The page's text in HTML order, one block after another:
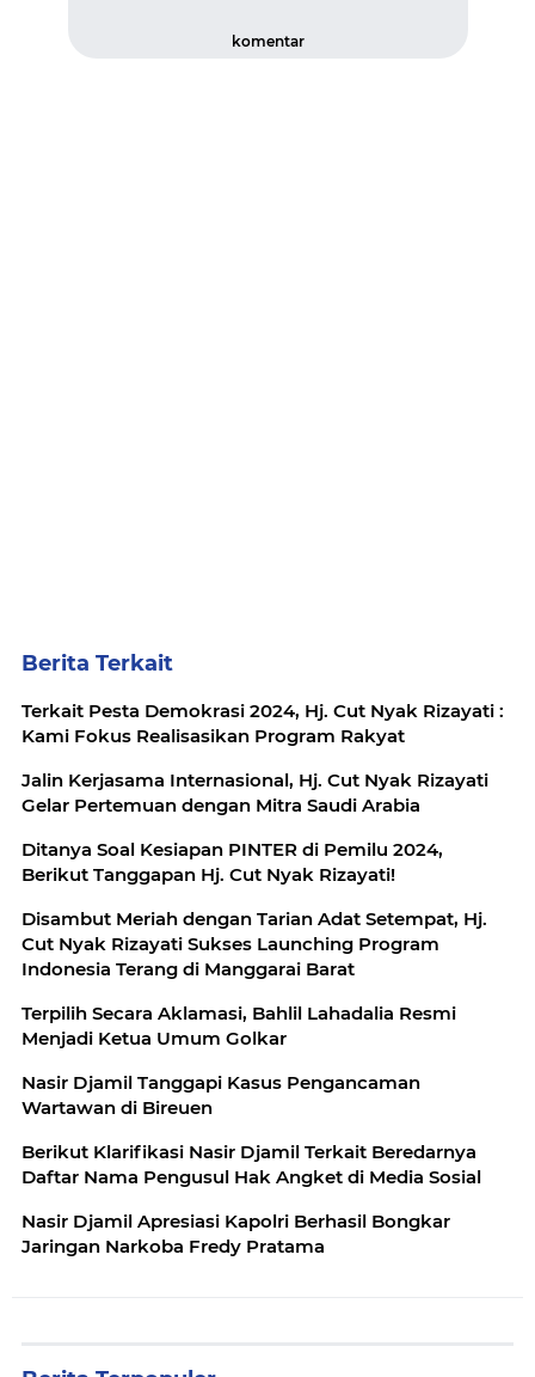
komentar
Berita Terkait
Terkait Pesta Demokrasi 2024, Hj. Cut Nyak Rizayati :
Kami Fokus Realisasikan Program Rakyat
Jalin Kerjasama Internasional, Hj. Cut Nyak Rizayati
Gelar Pertemuan dengan Mitra Saudi Arabia
Ditanya Soal Kesiapan PINTER di Pemilu 2024,
Berikut Tanggapan Hj. Cut Nyak Rizayati!
Disambut Meriah dengan Tarian Adat Setempat, Hj.
Cut Nyak Rizayati Sukses Launching Program
Indonesia Terang di Manggarai Barat
Terpilih Secara Aklamasi, Bahlil Lahadalia Resmi
Menjadi Ketua Umum Golkar
Nasir Djamil Tanggapi Kasus Pengancaman
Wartawan di Bireuen
Berikut Klarifikasi Nasir Djamil Terkait Beredarnya
Daftar Nama Pengusul Hak Angket di Media Sosial
Nasir Djamil Apresiasi Kapolri Berhasil Bongkar
Jaringan Narkoba Fredy Pratama